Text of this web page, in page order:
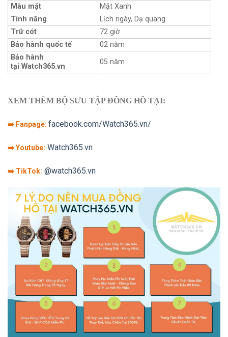
Màu mặt
Mặt Xanh
Tính năng
Lịch ngày, Dạ quang
Trữ cót
72 giờ
Bảo hành quốc tế
02 năm
Bảo hành
tại Watch365.vn
05 năm
XEM THÊM BỘ SƯU TẬP ĐỒNG HỒ TẠI:
➡️ Fanpage: facebook.com/Watch365.vn/
➡️ Youtube: Watch365.vn
➡️ TikTok: @watch365.vn